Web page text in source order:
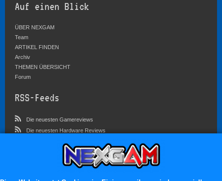
Auf einen Blick
ÜBER NEXGAM
Team
ARTIKEL FINDEN
Archiv
THEMEN ÜBERSICHT
Forum
RSS-Feeds
Die neuesten Gamereviews
Die neuesten Hardware Reviews